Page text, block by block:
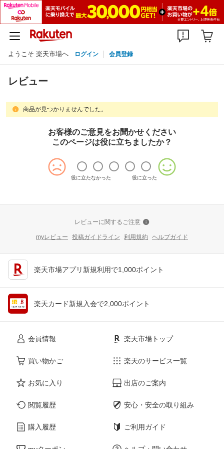
ようこそ 楽天市場へ ログイン 会員登録
レビュー
商品が見つかりませんでした。
お客様のご意見をお聞かせください
このページは役に立ちましたか？
役に立たなかった 役に立った
レビューに関するご注意
myレビュー 投稿ガイドライン 利用規約 ヘルプガイド
楽天市場アプリ新規利用で1,000ポイント
楽天カード新規入会で2,000ポイント
会員情報
買い物かご
お気に入り
閲覧履歴
購入履歴
楽天市場トップ
楽天のサービス一覧
出店のご案内
安心・安全の取り組み
ご利用ガイド